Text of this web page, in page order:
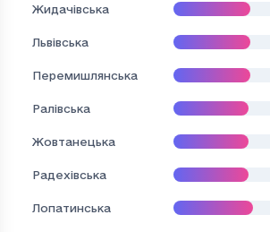
Жидачівська
Львівська
Перемишлянська
Ралівська
Жовтанецька
Радехівська
Лопатинська